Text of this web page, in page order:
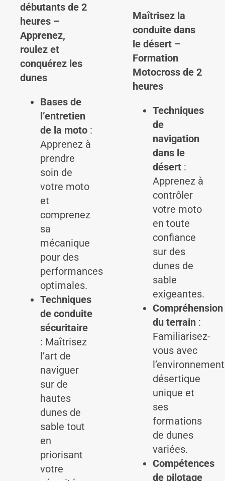
débutants de 2
heures –
Apprenez,
roulez et
conquérez les
dunes
Bases de
l’entretien
de la moto :
Apprenez à
prendre
soin de
votre moto
et
comprenez
sa
mécanique
pour des
performances
optimales.
Techniques
de conduite
sécuritaire
: Maîtrisez
l’art de
naviguer
sur de
hautes
dunes de
sable tout
en
priorisant
votre
Maîtrisez la
conduite dans
le désert –
Formation
Motocross de 2
heures
Techniques
de
navigation
dans le
désert :
Apprenez à
contrôler
votre moto
en toute
confiance
sur des
dunes de
sable
exigeantes.
Compréhension
du terrain :
Familiarisez-
vous avec
l’environnement
désertique
unique et
ses
formations
de dunes
variées.
Compétences
de pilotage